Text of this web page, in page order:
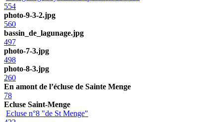
554
photo-9-3-2.jpg
560
bassin_de_lagunage.jpg
497
photo-7-3.jpg
498
photo-8-3.jpg
260
En amont de l’écluse de Sainte Menge
78
Ecluse Saint-Menge
Ecluse n°8 "de St Menge"